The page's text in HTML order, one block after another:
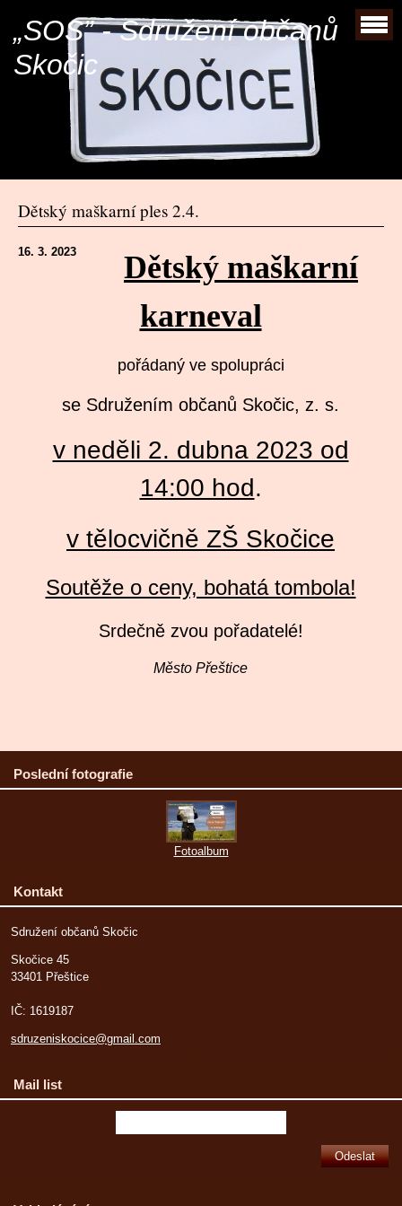
„SOS” - Sdružení občanů
Skočic
Dětský maškarní ples 2.4.
16. 3. 2023
Dětský maškarní
karneval
pořádaný ve spolupráci
se Sdružením občanů Skočic, z. s.
v neděli 2. dubna 2023 od
14:00 hod.
v tělocvičně ZŠ Skočice
Soutěže o ceny, bohatá tombola!
Srdečně zvou pořadatelé!
Město Přeštice
Poslední fotografie
Fotoalbum
Kontakt
Sdružení občanů Skočic
Skočice 45
33401 Přeštice
IČ: 1619187
sdruzeniskocice@gmail.com
Mail list